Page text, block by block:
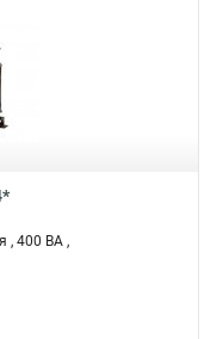
, 400 ВА ,